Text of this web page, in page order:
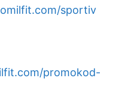
sportiv
promokod-